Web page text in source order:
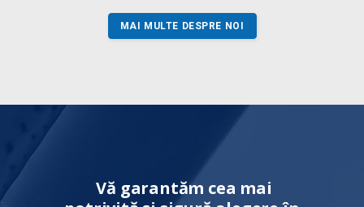
MAI MULTE DESPRE NOI
Vă garantăm cea mai